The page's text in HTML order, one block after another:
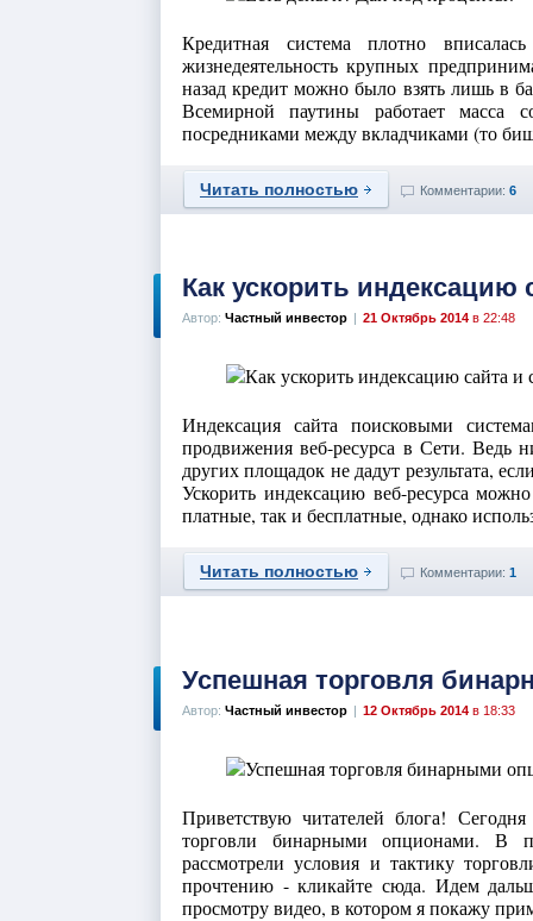
Кредитная система плотно
жизнедеятельность крупных
назад кредит можно было взять лишь в
Всемирной паутины работает масса
посредниками между вкладчиками (то
Читать полностью Комментарии: 6
Как ускорить индексацию
Автор: Частный инвестор | 21 Октябрь 2014 в 22:48
Индексация сайта поисковыми
продвижения веб-ресурса в Сети. Ведь
других площадок не дадут результата,
Ускорить индексацию веб-ресурса
платные, так и бесплатные, однако
Читать полностью Комментарии: 1
Успешная торговля
Автор: Частный инвестор | 12 Октябрь 2014 в 18:33
Приветствую читателей блога!
торговли бинарными опционами. В
рассмотрели условия и тактику
прочтению - кликайте сюда. Идем
просмотру видео, в котором я покажу